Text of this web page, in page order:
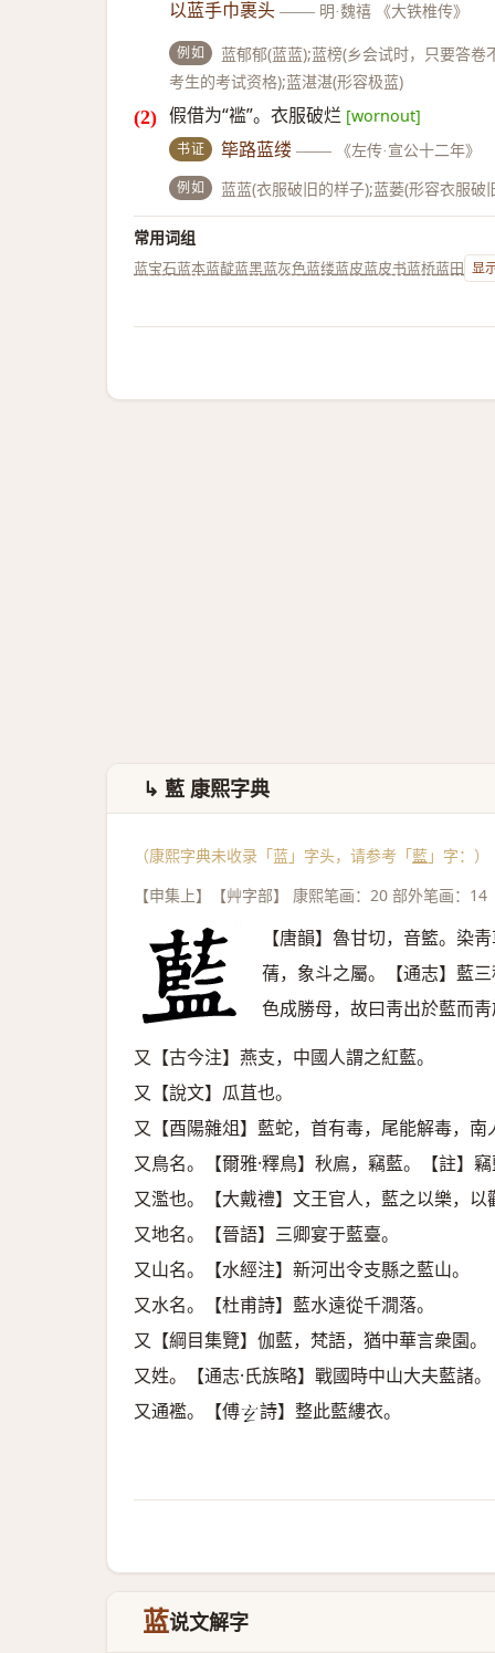
以蓝手巾裹头 —— 明·魏禧 《大铁椎传》
例如
蓝郁郁(蓝蓝);蓝榜(乡会试时，只要答
考生的考试资格);蓝湛湛(形容极蓝)
假借为“褴”。衣服破烂 [wornout]
书证 筚路蓝缕 —— 《左传·宣公十二年》
例如 蓝蓝(衣服破旧的样子);蓝蒌(形容衣服破
常用词组
蓝宝石蓝本蓝靛蓝黑蓝灰色蓝缕蓝皮蓝皮书蓝桥蓝田 显
↳ 藍 康熙字典
（康熙字典未收录「蓝」字头，请参考「藍 」字：）
【申集上】【艸字部】 康熙笔画：20 部外笔画：14
【唐韻】魯甘切，音籃。染
蒨，象斗之屬。【通志】藍
色成勝母，故曰靑出於藍而靑
又【古今注】燕支，中國人謂之紅藍。
又【說文】瓜苴也。
又【酉陽雜俎】藍蛇，首有毒，尾能解毒，南
又鳥名。【爾雅·釋鳥】秋鳸，竊藍。【註】竊
又濫也。【大戴禮】文王官人，藍之以樂，以
又地名。【晉語】三卿宴于藍臺。
又山名。【水經注】新河出令支縣之藍山。
又水名。【杜甫詩】藍水遠從千㵎落。
又【綱目集覽】伽藍，梵語，猶中華言衆園。
又姓。【通志·氏族略】戰國時中山大夫藍諸。
又通襤。【傅𤣥 詩】整此藍縷衣。
蓝说文解字